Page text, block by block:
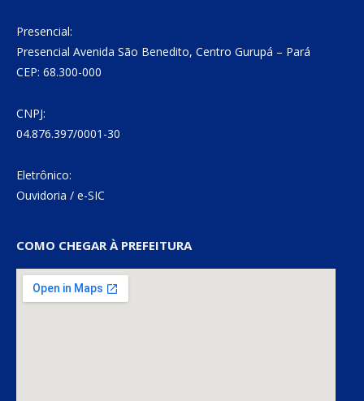
Presencial:
Presencial Avenida São Benedito, Centro Gurupá – Pará
CEP: 68.300-000
CNPJ:
04.876.397/0001-30
Eletrônico:
Ouvidoria / e-SIC
COMO CHEGAR À PREFEITURA